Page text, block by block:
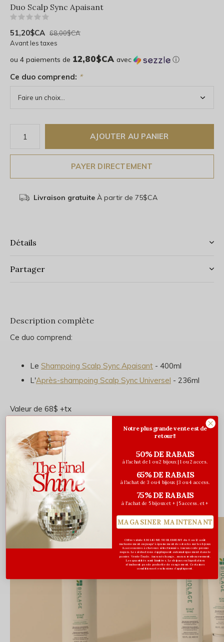
Duo Scalp Sync Apaisant
51,20$CA 68,00$CA
Avant les taxes
ou 4 paiements de 12,80$CA avec ⓘ
Ce duo comprend: *
AJOUTER AU PANIER
PAYER DIRECTEMENT
Livraison gratuiteÀ partir de 75$CA
Détails
Partager
Description complète
Ce duo comprend:
Le Shampoing Scalp Sync Apaisant - 400ml
L'Après-shampoing Scalp Sync Universel - 236ml
Valeur de 68$ +tx
Évaluations
0/ 5
Vous pourriez aussi aimer...
2 FORMATS
Notre plus grande vente est de
retour!!
50% DE RABAIS
à l'achat de 1 ou 2 bijoux | 1 ou 2 acces.
65% DE RABAIS
à l'achat de 3 ou 4 bijoux | 3 ou 4 access.
75% DE RABAIS
à l'achat de 5 bijoux et + | 5 access. et +
MAGASINER MAINTENANT
Offre valide EN LIGNE SEULEMENT du 6 au 12 août
inclusivement ou jusqu'à épuisement des stocks sur les bijoux
& accessoires à cheveux sélectionnés. Aucun code promo
requis. Les réductions s’appliquent automatiquement dans le
panier. Vente finale. Aucun échange, aucun remboursement.
Les quantités sont limitées. Les bijoux en liquidation
n'incluent pas de pochette de rangement. Certaines
conditions et exclusions s'appliquent.